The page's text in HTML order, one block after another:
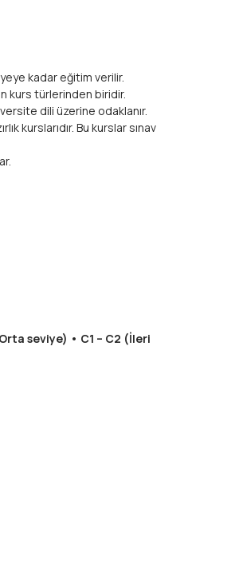
kadar eğitim verilir.
kurs türlerinden biridir.
dili üzerine odaklanır.
kurslarıdır. Bu kurslar sınav
seviye) • C1 – C2 (İleri